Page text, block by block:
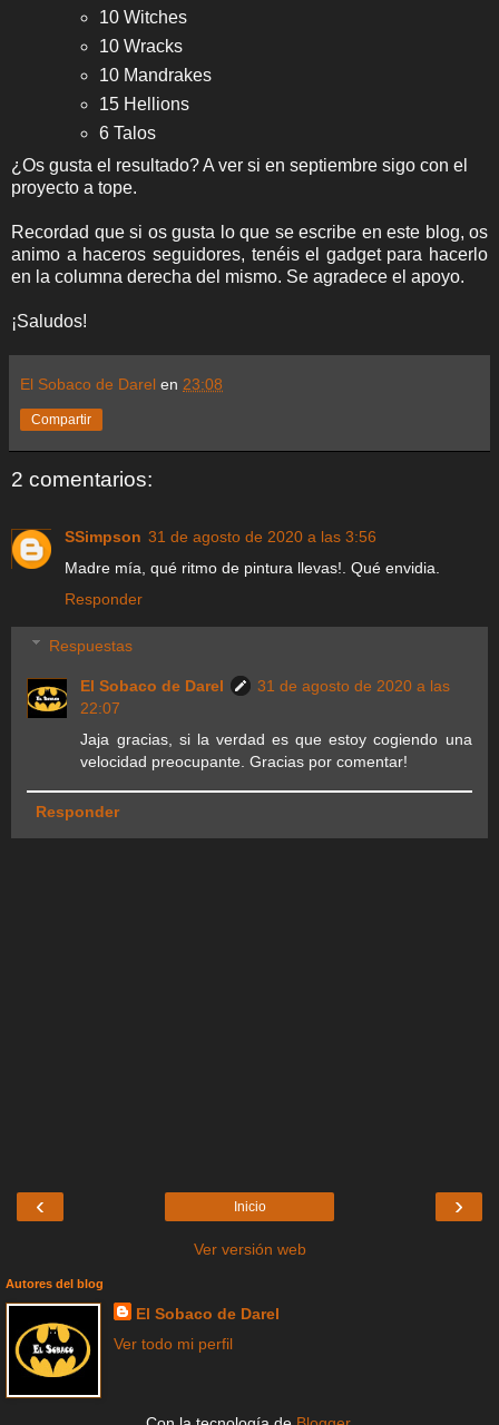
10 Witches
10 Wracks
10 Mandrakes
15 Hellions
6 Talos
¿Os gusta el resultado? A ver si en septiembre sigo con el
proyecto a tope.
Recordad que si os gusta lo que se escribe en este blog, os
animo a haceros seguidores, tenéis el gadget para hacerlo
en la columna derecha del mismo. Se agradece el apoyo.
¡Saludos!
El Sobaco de Darel en 23:08
Compartir
2 comentarios:
SSimpson 31 de agosto de 2020 a las 3:56
Madre mía, qué ritmo de pintura llevas!. Qué envidia.
Responder
Respuestas
El Sobaco de Darel
31 de agosto de 2020 a las
22:07
Jaja gracias, si la verdad es que estoy cogiendo una
velocidad preocupante. Gracias por comentar!
Responder
‹ ›
Inicio
Ver versión web
Autores del blog
El Sobaco de Darel
Ver todo mi perfil